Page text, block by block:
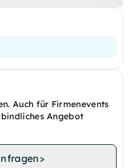
Auch für Firmenevents
Angebot
>